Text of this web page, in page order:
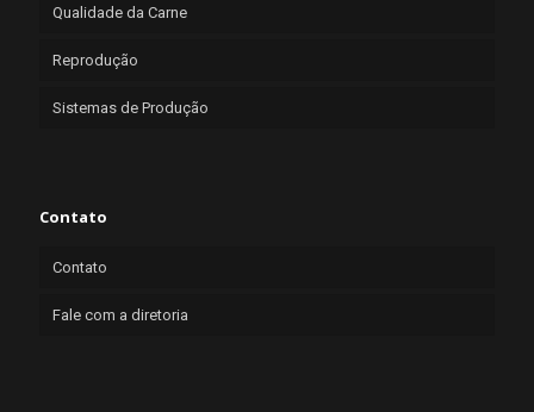
Qualidade da Carne
Reprodução
Sistemas de Produção
Contato
Contato
Fale com a diretoria